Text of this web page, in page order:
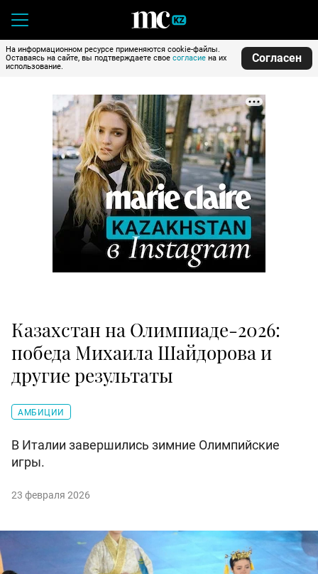
На информационном ресурсе применяются cookie-файлы.
Оставаясь на сайте, вы подтверждаете свое согласие на их
использование.
Согласен
Казахстан на Олимпиаде-2026:
победа Михаила Шайдорова и
другие результаты
АМБИЦИИ
В Италии завершились зимние Олимпийские
игры.
23 февраля 2026